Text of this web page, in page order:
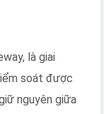
là giai
soát được
nguyên giữa